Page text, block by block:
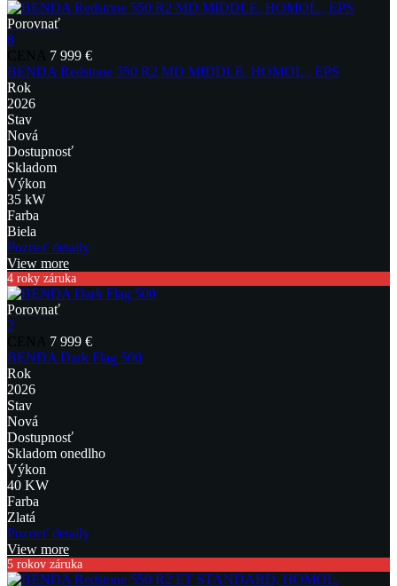
Porovnať
8
7 999 €
BENDA Redstone 550 R2 MD MIDDLE, HOMOL., EPS
Rok
2026
Stav
Nová
Dostupnosť
Skladom
Výkon
35 kW
Farba
Biela
Pozrieť detaily
View more
4 roky záruka
Porovnať
2
7 999 €
BENDA Dark Flag 500
Rok
2026
Stav
Nová
Dostupnosť
Skladom onedlho
Výkon
40 KW
Farba
Zlatá
Pozrieť detaily
View more
5 rokov záruka